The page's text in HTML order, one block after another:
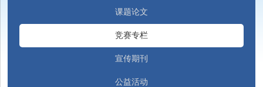
课题论文
竞赛专栏
宣传期刊
公益活动